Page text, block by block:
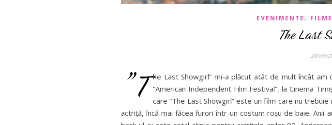
EVENIMENTE , FILME
The Last
23/06/
”T he Last Showgirl” mi-a plăcut atât de mult încât
“American Independent Film Festival”, la Cinema
care ”The Last Showgirl” este un film care nu
actriță, încă mai făcea furori într-un costum roșu de baie.